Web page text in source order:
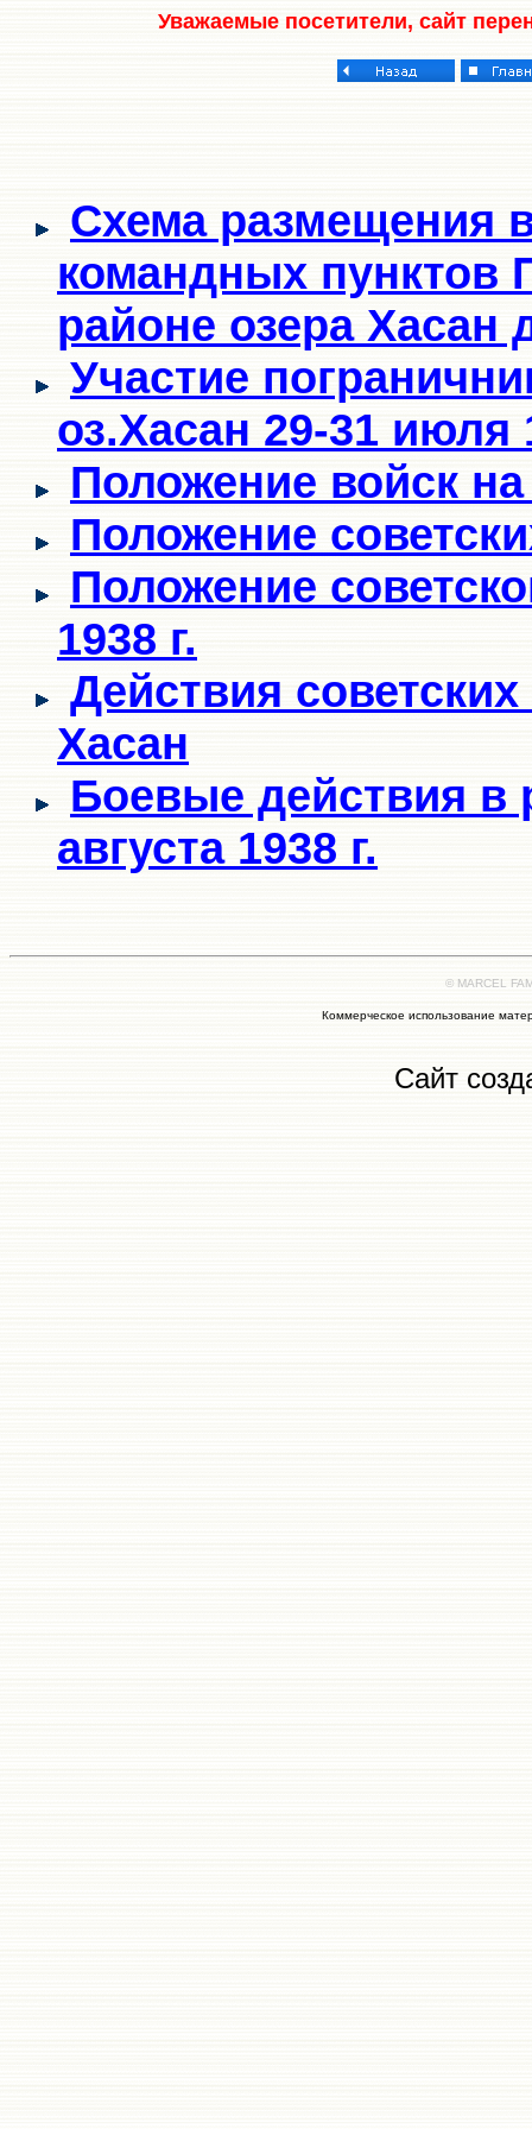
Уважаемые посетители, сайт
Схема размещения
командных пунктов
районе озера Хасан
Участие
оз.Хасан 29-31 июля
Положение войск
Положение
Положение
1938 г.
Действия
Хасан
Боевые действия в
августа 1938 г.
© MARCEL
Коммерческое использование
Сайт